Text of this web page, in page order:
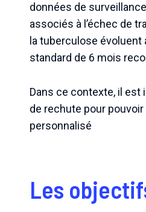
données de
associés à l’échec de
la tuberculose
standard de 6 mois
Dans ce contexte, il est
de rechute pour
personnalisé
Les